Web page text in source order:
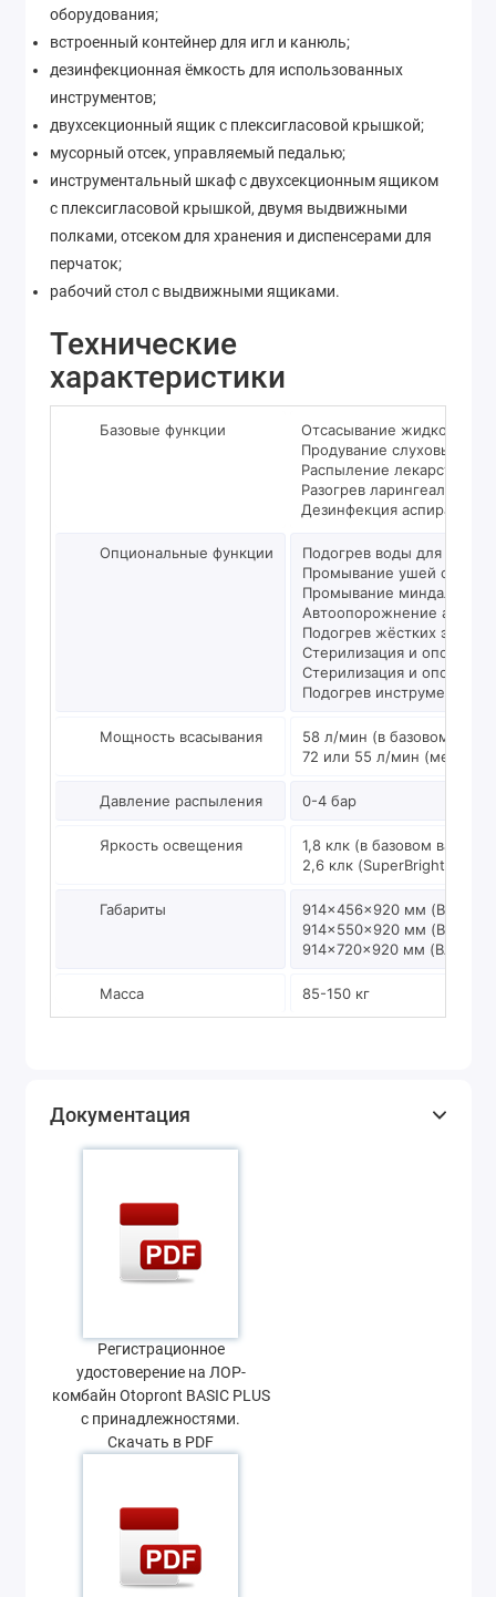
оборудования;
встроенный контейнер для игл и канюль;
дезинфекционная ёмкость для использованных
инструментов;
двухсекционный ящик с плексигласовой крышкой;
мусорный отсек, управляемый педалью;
инструментальный шкаф с двухсекционным ящиком
с плексигласовой крышкой, двумя выдвижными
полками, отсеком для хранения и диспенсерами для
перчаток;
рабочий стол с выдвижными ящиками.
Технические
характеристики
Базовые функции
Отсасывание жидкостей
Продувание слуховых
Распыление лекарств
Разогрев ларингеальных
Дезинфекция
Опциональные функции
Подогрев воды для
Промывание ушей с
Промывание миндалин
Автоопорожнение
Подогрев жёстких
Стерилизация и
Стерилизация и
Подогрев инструментов
Мощность всасывания
58 л/мин (в базовом
72 или 55 л/мин
Давление распыления 0-4 бар
Яркость освещения
1,8 клк (в базовом
2,6 клк (SuperBright LED)
Габариты
914×456×920 мм (BASIC
914×550×920 мм (BASIC
914×720×920 мм (BASIC
Масса 85-150 кг
Документация
Регистрационное
удостоверение на ЛОР-
комбайн Otopront BASIC PLUS
с принадлежностями.
Скачать в PDF